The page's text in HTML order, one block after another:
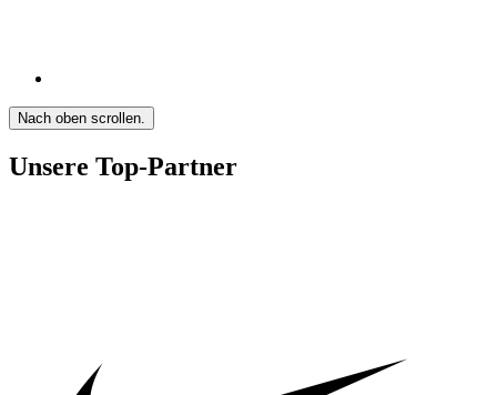
Nach oben scrollen.
Unsere Top-Partner